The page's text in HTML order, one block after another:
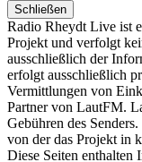
Schließen
Radio Rheydt Live ist
Projekt und verfolgt
ausschließlich der
erfolgt ausschließlich
Vermittlungen von
Partner von LautFM.
Gebühren des
von der das Projekt in
Diese Seiten enthalten